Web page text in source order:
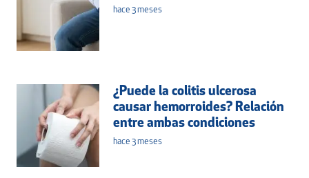
hace 3 meses
¿Puede la colitis ulcerosa
causar hemorroides? Relación
entre ambas condiciones
hace 3 meses